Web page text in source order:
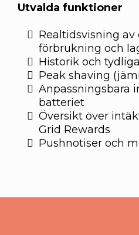
Utvalda funktioner
Realtidsvisning
förbrukning och
Historik och
Peak shaving
Anpassningsbara
batteriet
Översikt över
Grid Rewards
Pushnotiser och